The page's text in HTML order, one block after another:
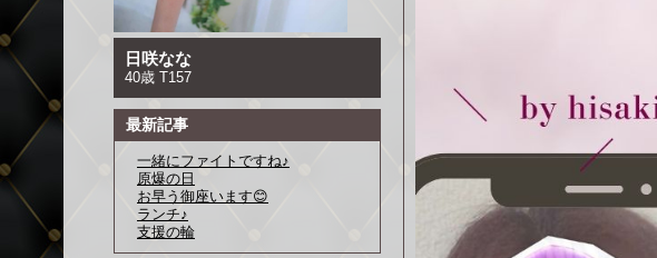
日咲なな
40歳 T157
最新記事
一緒にファイトですね♪
原爆の日
お早う御座います😊
ランチ♪
支援の輪